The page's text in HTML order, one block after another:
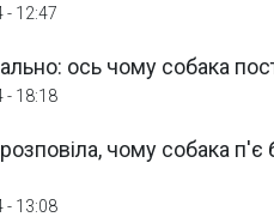
- 12:47
ось чому собака
- 18:18
чому собака п'є
- 13:08